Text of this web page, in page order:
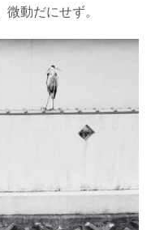
動だにせず。